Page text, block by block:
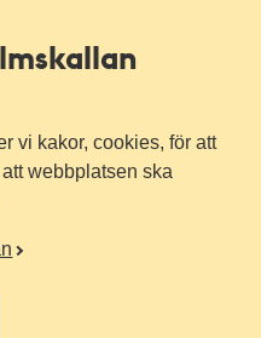
vi kakor, cookies, för att
webbplatsen ska